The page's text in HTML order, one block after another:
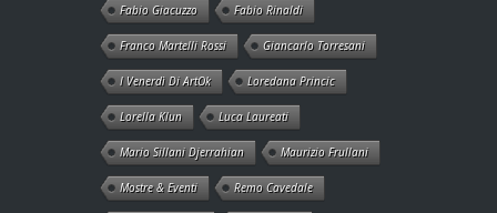
Fabio Giacuzzo Fabio Rinaldi
Franco Martelli Rossi Giancarlo Torresani
I Venerdì Di ArtOk Loredana Princic
Lorella Klun Luca Laureati
Mario Sillani Djerrahian Maurizio Frullani
Mostre & Eventi Remo Cavedale